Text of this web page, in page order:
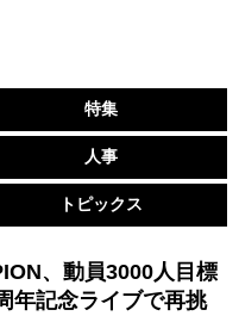
特集
人事
トピックス
、動員3000人目標
記念ライブで再挑